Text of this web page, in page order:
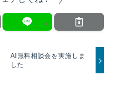
AI無料相談会を実施しま
した